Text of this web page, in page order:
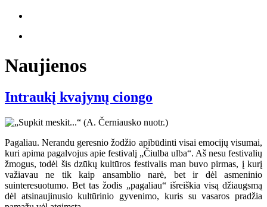
Naujienos
Intraukį kvajynų ciongo
Pagaliau. Nerandu geresnio žodžio apibūdinti visai emocijų visumai,
kuri apima pagalvojus apie festivalį „Čiulba ulba“. Aš nesu festivalių
žmogus, todėl šis dzūkų kultūros festivalis man buvo pirmas, į kurį
važiavau ne tik kaip ansamblio narė, bet ir dėl asmeninio
suinteresuotumo. Bet tas žodis „pagaliau“ išreiškia visą džiaugsmą
dėl atsinaujinusio kultūrinio gyvenimo, kuris su vasaros pradžia